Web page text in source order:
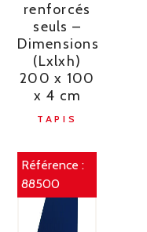
renforcés
seuls –
Dimensions
(Lxlxh)
200 x 100
x 4 cm
TAPIS
Référence :
88500